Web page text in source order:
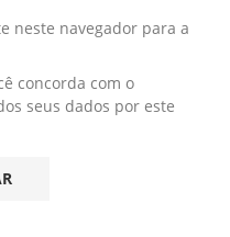
neste navegador para a
concorda com o
seus dados por este